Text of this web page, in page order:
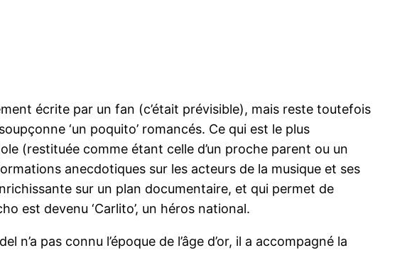
écrite par un fan (c’était prévisible), mais reste toutefois
‘un poquito’ romancés. Ce qui est le plus
(restituée comme étant celle d’un proche parent ou un
anecdotiques sur les acteurs de la musique et ses
sur un plan documentaire, et qui permet de
est devenu ‘Carlito’, un héros national.
n’a pas connu l’époque de l’âge d’or, il a accompagné la